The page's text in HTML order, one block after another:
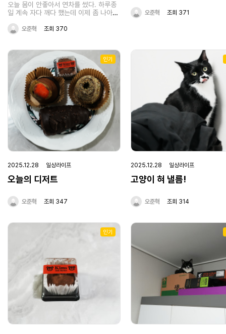
의미로 5만원을 따로 더 전달드렸
다음에도 애플과 관련된 단말기를
았는데 굉장히 만족스러웠습니다.
읽어주셔서 감사합니다!
오늘 몸이 안좋아서 연차를 썼다. 하루종
일 계속 자다 깨다 했는데 이제 좀 나아진
리해야지..
오준혁 조회 370
오준혁 조회 371
인기
2025.12.28 일상라이프
오늘의 디저트
오준혁 조회 347
2025.12.28 일상라이프
고양이 혀 낼름!
오준혁 조회 314
인기